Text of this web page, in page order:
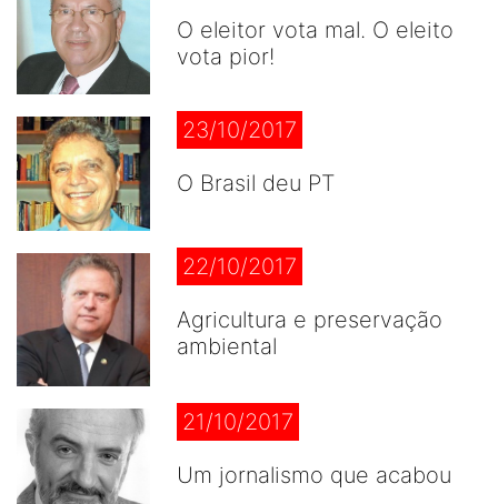
O eleitor vota mal. O eleito
vota pior!
23/10/2017
O Brasil deu PT
22/10/2017
Agricultura e preservação
ambiental
21/10/2017
Um jornalismo que acabou